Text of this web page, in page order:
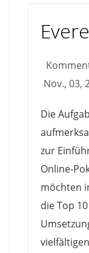
Nov., 03,
Die
zur
Online-
möchten
die Top